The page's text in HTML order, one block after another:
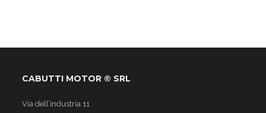
CABUTTI MOTOR ® SRL
Via dell’Industria 11